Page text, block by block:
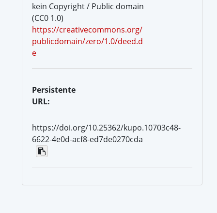
kein Copyright / Public domain
(CC0 1.0)
https://creativecommons.org/
publicdomain/zero/1.0/deed.d
e
Persistente
URL:
https://doi.org/10.25362/kupo.10703c48-
6622-4e0d-acf8-ed7de0270cda